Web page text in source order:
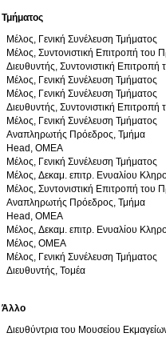
Τμήματος
Μέλος, Γενική Συνέλευση Τμήματος
Μέλος, Συντονιστική Επιτροπή
Διευθυντής, Συντονιστική
Μέλος, Γενική Συνέλευση Τμήματος
Μέλος, Γενική Συνέλευση Τμήματος
Διευθυντής, Συντονιστική
Μέλος, Γενική Συνέλευση Τμήματος
Αναπληρωτής Πρόεδρος, Τμήμα
Head, ΟΜΕΑ
Μέλος, Γενική Συνέλευση Τμήματος
Μέλος, Δεκαμ. επιτρ. Ενυαλίου
Μέλος, Συντονιστική Επιτροπή
Αναπληρωτής Πρόεδρος, Τμήμα
Head, ΟΜΕΑ
Μέλος, Δεκαμ. επιτρ. Ενυαλίου
Μέλος, ΟΜΕΑ
Μέλος, Γενική Συνέλευση Τμήματος
Διευθυντής, Τομέα
Άλλο
Διευθύντρια του Μουσείου